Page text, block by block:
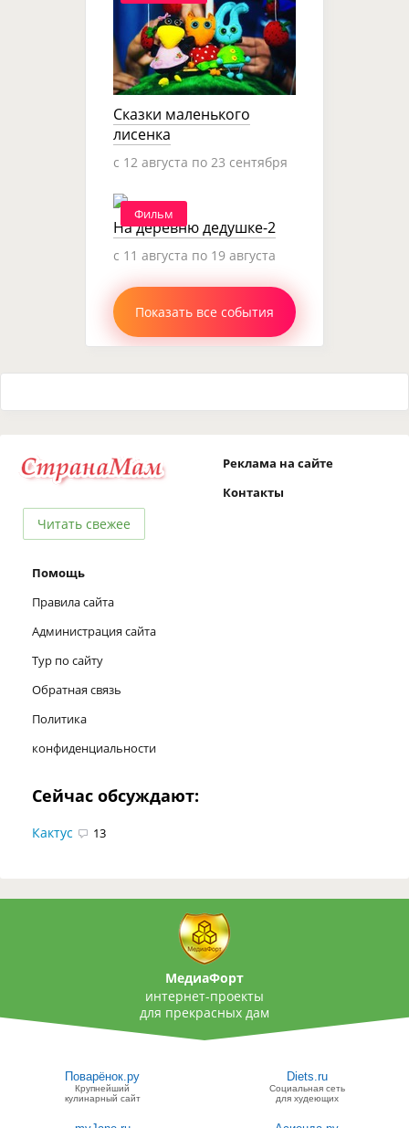
Сказки маленького
лисенка
c 12 августа по 23 сентября
Фильм
На деревню дедушке-2
c 11 августа по 19 августа
Показать все события
Читать свежее
Реклама на сайте
Контакты
Помощь
Правила сайта
Администрация сайта
Тур по сайту
Обратная связь
Политика
конфиденциальности
Сейчас обсуждают:
Кактус 13
МедиаФорт
интернет-проекты
для прекрасных дам
Поварёнок.ру
Крупнейший
кулинарный сайт
Diets.ru
Социальная сеть
для худеющих